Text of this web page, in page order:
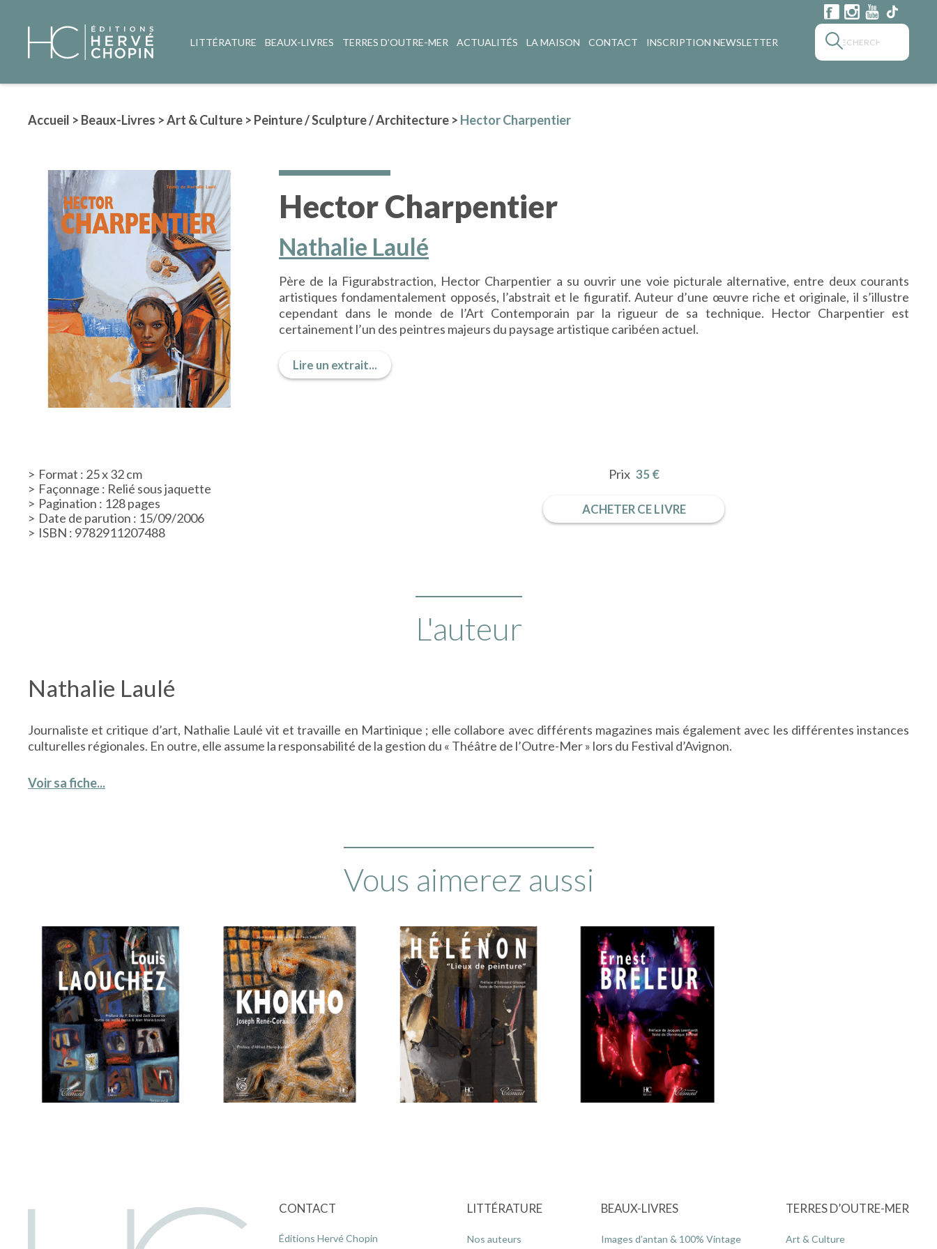
LITTÉRATURE BEAUX-LIVRES TERRES D’OUTRE-MER ACTUALITÉS LA MAISON CONTACT INSCRIPTION NEWSLETTER
Accueil > Beaux-Livres >Art & Culture > Peinture / Sculpture / Architecture > Hector Charpentier
Hector Charpentier
Nathalie Laulé
Père de la Figurabstraction, Hector Charpentier a su ouvrir une voie picturale alternative, entre deux courants
artistiques fondamentalement opposés, l’abstrait et le figuratif. Auteur d’une œuvre riche et originale, il s’illustre
cependant dans le monde de l’Art Contemporain par la rigueur de sa technique. Hector Charpentier est
certainement l’un des peintres majeurs du paysage artistique caribéen actuel.
Lire un extrait...
Format : 25 x 32 cm
Façonnage : Relié sous jaquette
Pagination : 128 pages
Date de parution : 15/09/2006
ISBN : 9782911207488
Prix 35 €
ACHETER CE LIVRE
L'auteur
Nathalie Laulé
Journaliste et critique d’art, Nathalie Laulé vit et travaille en Martinique ; elle collabore avec différents magazines mais également avec les différentes instances
culturelles régionales. En outre, elle assume la responsabilité de la gestion du « Théâtre de l’Outre-Mer » lors du Festival d’Avignon.
Voir sa fiche...
Vous aimerez aussi
CONTACT
Éditions Hervé Chopin
LITTÉRATURE
Nos auteurs
BEAUX-LIVRES
Images d’antan & 100% Vintage
TERRES D’OUTRE-MER
Art & Culture